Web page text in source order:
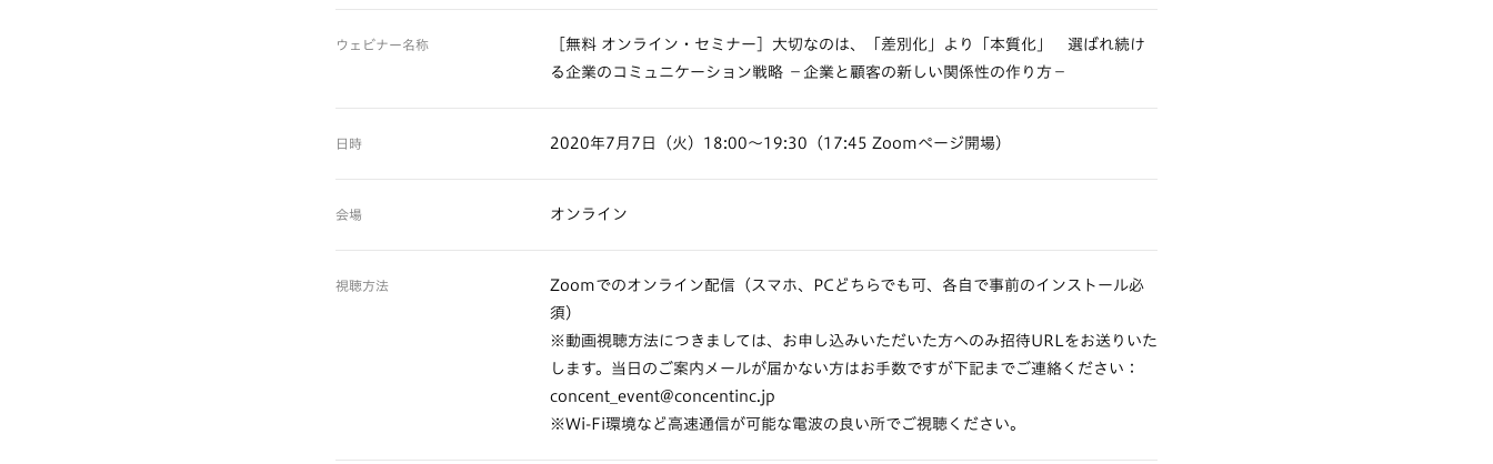
ウェビナー名称
［無料 オンライン・セミナー］大切なのは、「差別化」より「本質化」 選ばれ続け
る企業のコミュニケーション戦略 −企業と顧客の新しい関係性の作り方−
日時 2020年7月7日（火）18:00〜19:30（17:45 Zoomページ開場）
会場 オンライン
視聴方法
Zoomでのオンライン配信（スマホ、PCどちらでも可、各自で事前のインストール必
須）
※動画視聴方法につきましては、お申し込みいただいた方へのみ招待URLをお送りいた
します。当日のご案内メールが届かない方はお手数ですが下記までご連絡ください：
concent_event@concentinc.jp
※Wi-Fi環境など高速通信が可能な電波の良い所でご視聴ください。